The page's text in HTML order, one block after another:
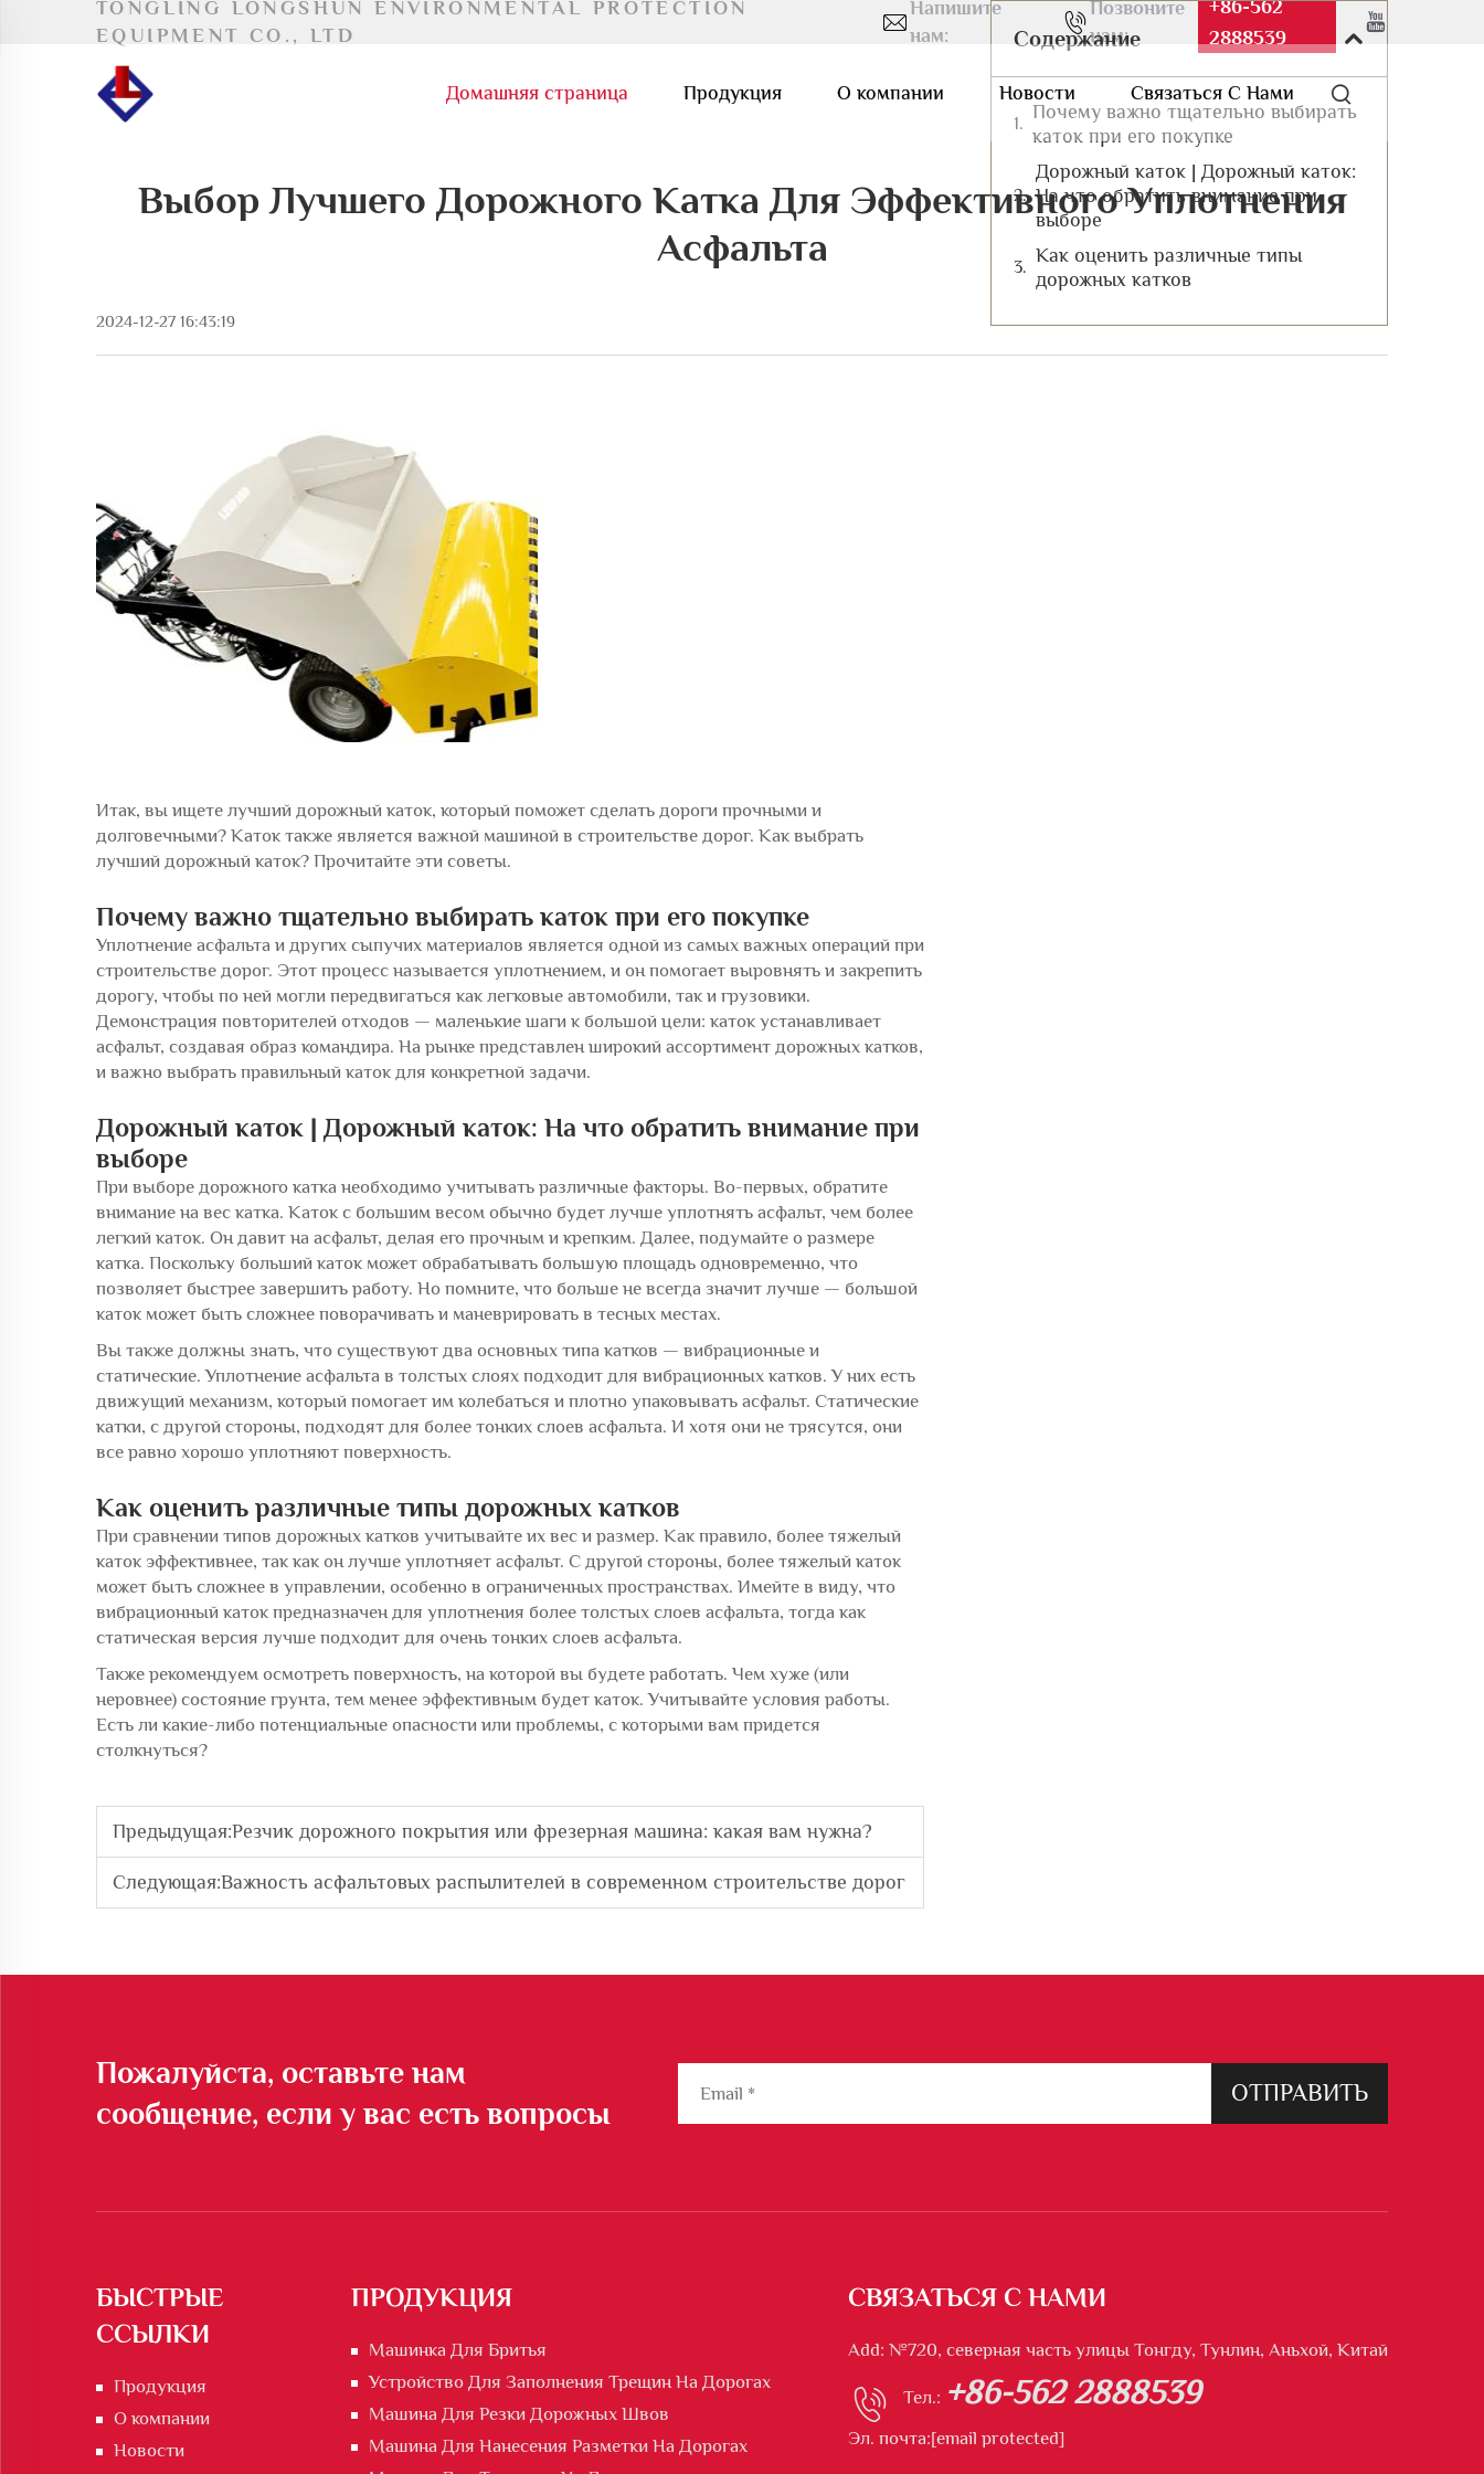
TONGLING LONGSHUN ENVIRONMENTAL PROTECTION
EQUIPMENT CO., LTD
Напишите
нам:
Позвоните
нам:
+86-562
2888539
Домашняя страница Продукция О компании Новости Связаться С Нами
Выбор Лучшего Дорожного Катка Для Эффективного Уплотнения
Асфальта
2024-12-27 16:43:19
Итак, вы ищете лучший дорожный каток, который поможет сделать дороги прочными и
долговечными? Каток также является важной машиной в строительстве дорог. Как выбрать
лучший дорожный каток? Прочитайте эти советы.
Почему важно тщательно выбирать каток при его покупке
Уплотнение асфальта и других сыпучих материалов является одной из самых важных операций при
строительстве дорог. Этот процесс называется уплотнением, и он помогает выровнять и закрепить
дорогу, чтобы по ней могли передвигаться как легковые автомобили, так и грузовики.
Демонстрация повторителей отходов — маленькие шаги к большой цели: каток устанавливает
асфальт, создавая образ командира. На рынке представлен широкий ассортимент дорожных катков,
и важно выбрать правильный каток для конкретной задачи.
Дорожный каток | Дорожный каток: На что обратить внимание при
выборе
При выборе дорожного катка необходимо учитывать различные факторы. Во-первых, обратите
внимание на вес катка. Каток с большим весом обычно будет лучше уплотнять асфальт, чем более
легкий каток. Он давит на асфальт, делая его прочным и крепким. Далее, подумайте о размере
катка. Поскольку больший каток может обрабатывать большую площадь одновременно, что
позволяет быстрее завершить работу. Но помните, что больше не всегда значит лучше — большой
каток может быть сложнее поворачивать и маневрировать в тесных местах.
Вы также должны знать, что существуют два основных типа катков — вибрационные и
статические. Уплотнение асфальта в толстых слоях подходит для вибрационных катков. У них есть
движущий механизм, который помогает им колебаться и плотно упаковывать асфальт. Статические
катки, с другой стороны, подходят для более тонких слоев асфальта. И хотя они не трясутся, они
все равно хорошо уплотняют поверхность.
Как оценить различные типы дорожных катков
При сравнении типов дорожных катков учитывайте их вес и размер. Как правило, более тяжелый
каток эффективнее, так как он лучше уплотняет асфальт. С другой стороны, более тяжелый каток
может быть сложнее в управлении, особенно в ограниченных пространствах. Имейте в виду, что
вибрационный каток предназначен для уплотнения более толстых слоев асфальта, тогда как
статическая версия лучше подходит для очень тонких слоев асфальта.
Также рекомендуем осмотреть поверхность, на которой вы будете работать. Чем хуже (или
неровнее) состояние грунта, тем менее эффективным будет каток. Учитывайте условия работы.
Есть ли какие-либо потенциальные опасности или проблемы, с которыми вам придется
столкнуться?
Предыдущая:Резчик дорожного покрытия или фрезерная машина: какая вам нужна?
Следующая:Важность асфальтовых распылителей в современном строительстве дорог
Содержание
Почему важно тщательно выбирать
каток при его покупке
Дорожный каток | Дорожный каток:
На что обратить внимание при
выборе
Как оценить различные типы
дорожных катков
Пожалуйста, оставьте нам
сообщение, если у вас есть вопросы
ОТПРАВИТЬ
БЫСТРЫЕ
ССЫЛКИ
Продукция
О компании
Новости
ПРОДУКЦИЯ
Машинка Для Бритья
Устройство Для Заполнения Трещин На Дорогах
Машина Для Резки Дорожных Швов
Машина Для Нанесения Разметки На Дорогах
СВЯЗАТЬСЯ С НАМИ
Add: №720, северная часть улицы Тонгду, Тунлин, Аньхой, Китай
Тел.: +86-562 2888539
Эл. почта:[email protected]